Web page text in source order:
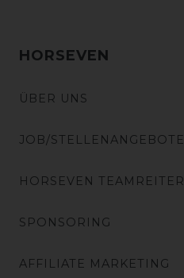
HORSEVEN
ÜBER UNS
JOB/STELLENANGEBOTE
HORSEVEN TEAMREITER
SPONSORING
AFFILIATE MARKETING